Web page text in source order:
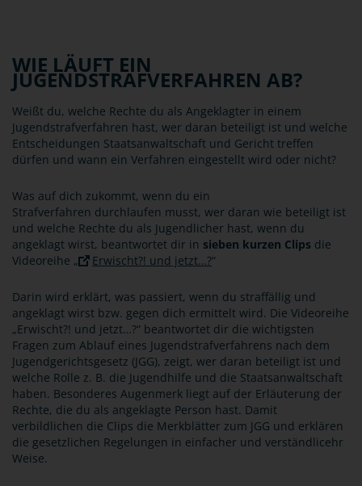
WIE LÄUFT EIN
JUGENDSTRAFVERFAHREN AB?
Weißt du, welche Rechte du als Angeklagter in einem
Jugendstrafverfahren hast, wer daran beteiligt ist und welche
Entscheidungen Staatsanwaltschaft und Gericht treffen
dürfen und wann ein Verfahren eingestellt wird oder nicht?
Was auf dich zukommt, wenn du ein
Strafverfahren durchlaufen musst, wer daran wie beteiligt ist
und welche Rechte du als Jugendlicher hast, wenn du
angeklagt wirst, beantwortet dir in sieben kurzen Clips die
Videoreihe „
Erwischt?! und jetzt…?“
Darin wird erklärt, was passiert, wenn du straffällig und
angeklagt wirst bzw. gegen dich ermittelt wird. Die Videoreihe
„Erwischt?! und jetzt…?“ beantwortet dir die wichtigsten
Fragen zum Ablauf eines Jugendstrafverfahrens nach dem
Jugendgerichtsgesetz (JGG), zeigt, wer daran beteiligt ist und
welche Rolle z. B. die Jugendhilfe und die Staatsanwaltschaft
haben. Besonderes Augenmerk liegt auf der Erläuterung der
Rechte, die du als angeklagte Person hast. Damit
verbildlichen die Clips die Merkblätter zum JGG und erklären
die gesetzlichen Regelungen in einfacher und verständlicehr
Weise.